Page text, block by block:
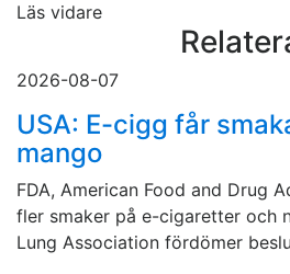
Läs vidare
2026-08-07
USA: E-cigg får
mango
FDA, American Food and Drug
fler smaker på e-cigaretter och
Lung Association fördömer